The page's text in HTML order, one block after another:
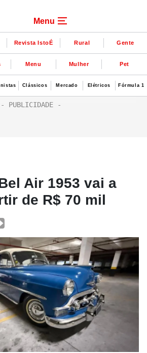
Menu
Revista IstoÉ Rural Gente
Menu Mulher Pet
Clássicos Mercado Elétricos Fórmula 1
Air 1953 vai a
de R$ 70 mil